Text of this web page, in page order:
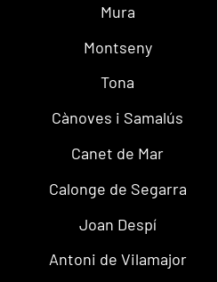
Mura
Montseny
Tona
Cànoves i Samalús
Canet de Mar
Calonge de Segarra
Joan Despí
Antoni de Vilamajor